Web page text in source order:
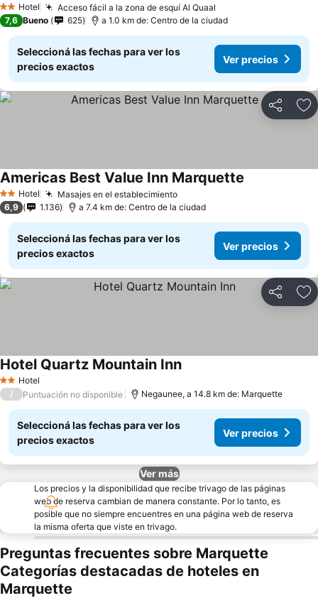
2 Estrellas
Hotel Acceso fácil a la zona de esquí Al Quaal
7,6 Bueno 625 a 1.0 km de: Centro de la ciudad
Seleccioná las fechas para ver los
precios exactos
Ver precios
Compartir
2 Estrellas
Hotel Masajes en el establecimiento
Americas Best Value Inn Marquette
6,9 1.136 a 7.4 km de: Centro de la ciudad
Seleccioná las fechas para ver los
precios exactos
Ver precios
Compartir
2 Estrellas
Hotel
Hotel Quartz Mountain Inn
/ Puntuación no disponible Negaunee, a 14.8 km de: Marquette
Seleccioná las fechas para ver los
precios exactos
Ver precios
Ver más
Los precios y la disponibilidad que recibe trivago de las páginas
web de reserva cambian de manera constante. Por lo tanto, es
posible que no siempre encuentres en una página web de reserva
la misma oferta que viste en trivago.
Preguntas frecuentes sobre Marquette
Categorías destacadas de hoteles en
Marquette